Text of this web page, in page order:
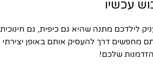
עכשיו
לילדכם מתנה שהיא גם כיפית, גם חינוכית
מחפשים דרך להעסיק אותם באופן יצירתי
שלכם!